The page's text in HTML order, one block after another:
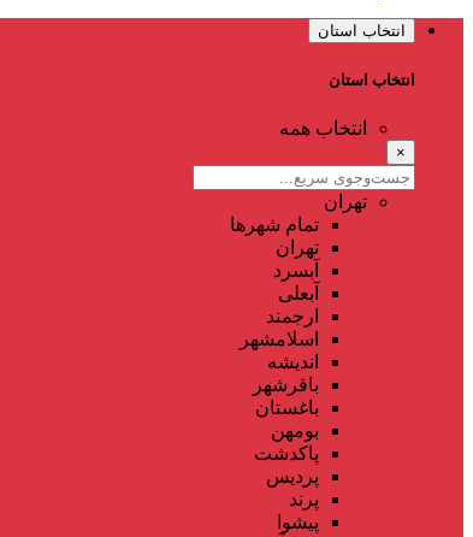
انتخاب استان
انتخاب استان
انتخاب همه
×
تهران
تمام شهر‌ها
تهران
آبسرد
آبعلی
ارجمند
اسلامشهر
اندیشه
باقرشهر
باغستان
بومهن
پاکدشت
پردیس
پرند
پیشوا